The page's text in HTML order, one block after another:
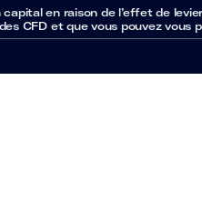
en raison de l’effet de
CFD et que vous pouvez